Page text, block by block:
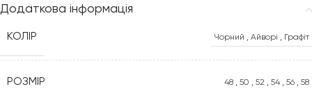
Додаткова інформація
КОЛІР Чорний , Айворі , Графіт
РОЗМІР 48 , 50 , 52 , 54 , 56 , 58